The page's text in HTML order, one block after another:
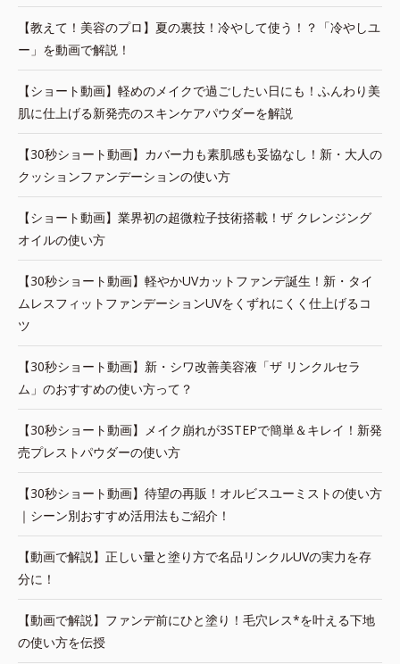
【教えて！美容のプロ】夏の裏技！冷やして使う！？「冷やしユ
ー」を動画で解説！
【ショート動画】軽めのメイクで過ごしたい日にも！ふんわり美
肌に仕上げる新発売のスキンケアパウダーを解説
【30秒ショート動画】カバー力も素肌感も妥協なし！新・大人の
クッションファンデーションの使い方
【ショート動画】業界初の超微粒子技術搭載！ザ クレンジング
オイルの使い方
【30秒ショート動画】軽やかUVカットファンデ誕生！新・タイ
ムレスフィットファンデーションUVをくずれにくく仕上げるコ
ツ
【30秒ショート動画】新・シワ改善美容液「ザ リンクルセラ
ム」のおすすめの使い方って？
【30秒ショート動画】メイク崩れが3STEPで簡単＆キレイ！新発
売プレストパウダーの使い方
【30秒ショート動画】待望の再販！オルビスユーミストの使い方
｜シーン別おすすめ活用法もご紹介！
【動画で解説】正しい量と塗り方で名品リンクルUVの実力を存
分に！
【動画で解説】ファンデ前にひと塗り！毛穴レス*を叶える下地
の使い方を伝授